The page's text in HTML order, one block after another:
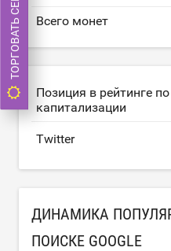
Всего монет
Позиция в рейтинге по
капитализации
Twitter
ДИНАМИКА
ПОИСКЕ GOOGLE
ТОРГОВАТЬ СЕЙЧАС